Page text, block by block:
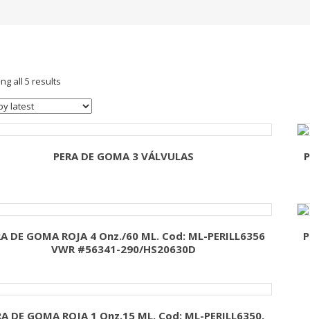
all 5 results
PERA DE GOMA 3 VÁLVULAS
DE GOMA ROJA 4 Onz./60 ML. Cod: ML-PERILL6356
VWR #56341-290/HS20630D
DE GOMA ROJA 1 Onz.15 ML. Cod: ML-PERILL6350,